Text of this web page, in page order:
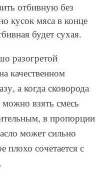
отбивную без
кусок мяса в конце
будет сухая.
разогретой
качественном
а когда сковорода
можно взять смесь
в пропорции
может сильно
плохо сочетается с